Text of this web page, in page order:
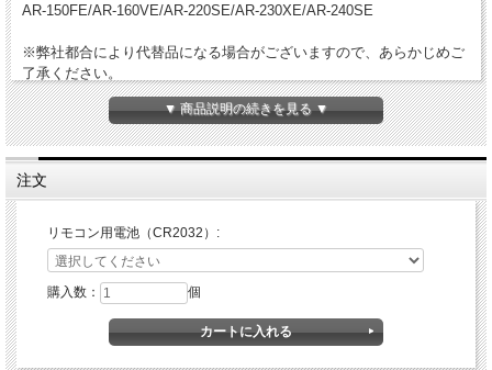
AR-150FE/AR-160VE/AR-220SE/AR-230XE/AR-240SE
※弊社都合により代替品になる場合がございますので、あらかじめご
了承ください。
▼ 商品説明の続きを見る ▼
注文
リモコン用電池（CR2032）:
購入数： 個